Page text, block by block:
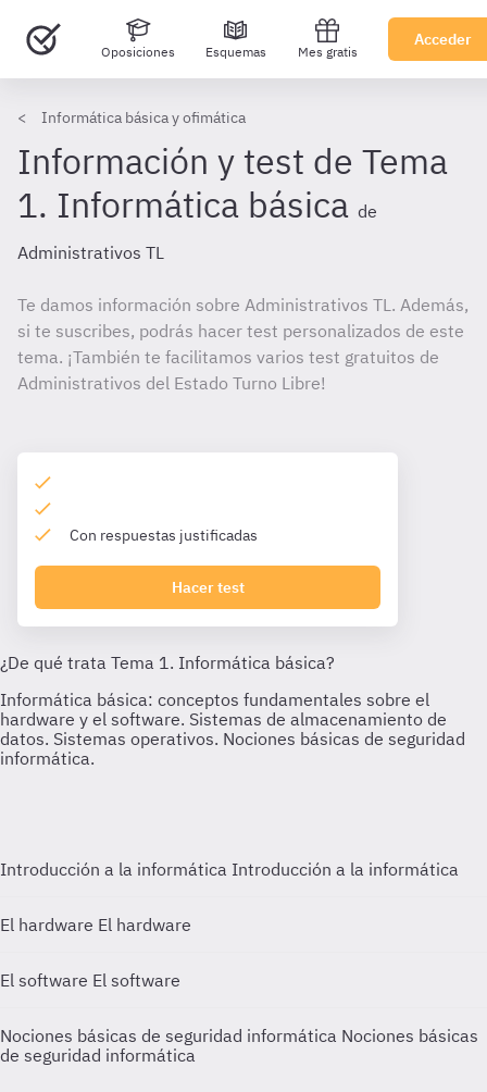
Oposiciones Esquemas Mes gratis
Acceder
Informática básica y ofimática
Información y test de Tema
1. Informática básica de
Administrativos TL
Te damos información sobre Administrativos TL. Además,
si te suscribes, podrás hacer test personalizados de este
tema. ¡También te facilitamos varios test gratuitos de
Administrativos del Estado Turno Libre!
Con respuestas justificadas
Hacer test
Introducción a la informática Introducción a la informática
El hardware El hardware
El software El software
Nociones básicas de seguridad informática Nociones básicas
de seguridad informática